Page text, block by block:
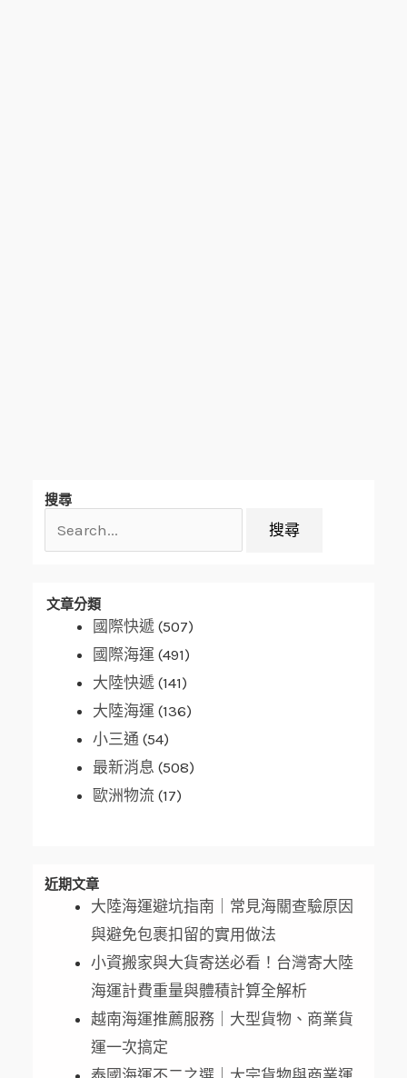
搜尋
搜
關
字:
文章分類
國際快遞 (507)
國際海運 (491)
大陸快遞 (141)
大陸海運 (136)
小三通 (54)
最新消息 (508)
歐洲物流 (17)
近期文章
大陸海運避坑指南｜常見海關查驗原因
與避免包裹扣留的實用做法
小資搬家與大貨寄送必看！台灣寄大陸
海運計費重量與體積計算全解析
越南海運推薦服務｜大型貨物、商業貨
運一次搞定